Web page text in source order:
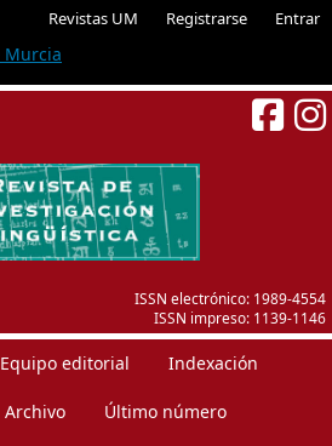
Revistas UM Registrarse Entrar
ISSN electrónico: 1989-4554
ISSN impreso: 1139-1146
Equipo editorial Indexación
Archivo Último número